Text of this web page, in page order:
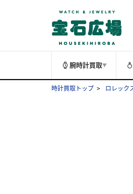
腕時計買取▼
時計買取トップ ロレック